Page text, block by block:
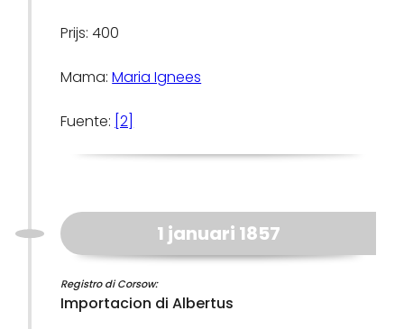
Prijs: 400
Mama:Maria Ignees
Fuente: [2]
1 januari 1857
Registro di Corsow:
Importacion di Albertus